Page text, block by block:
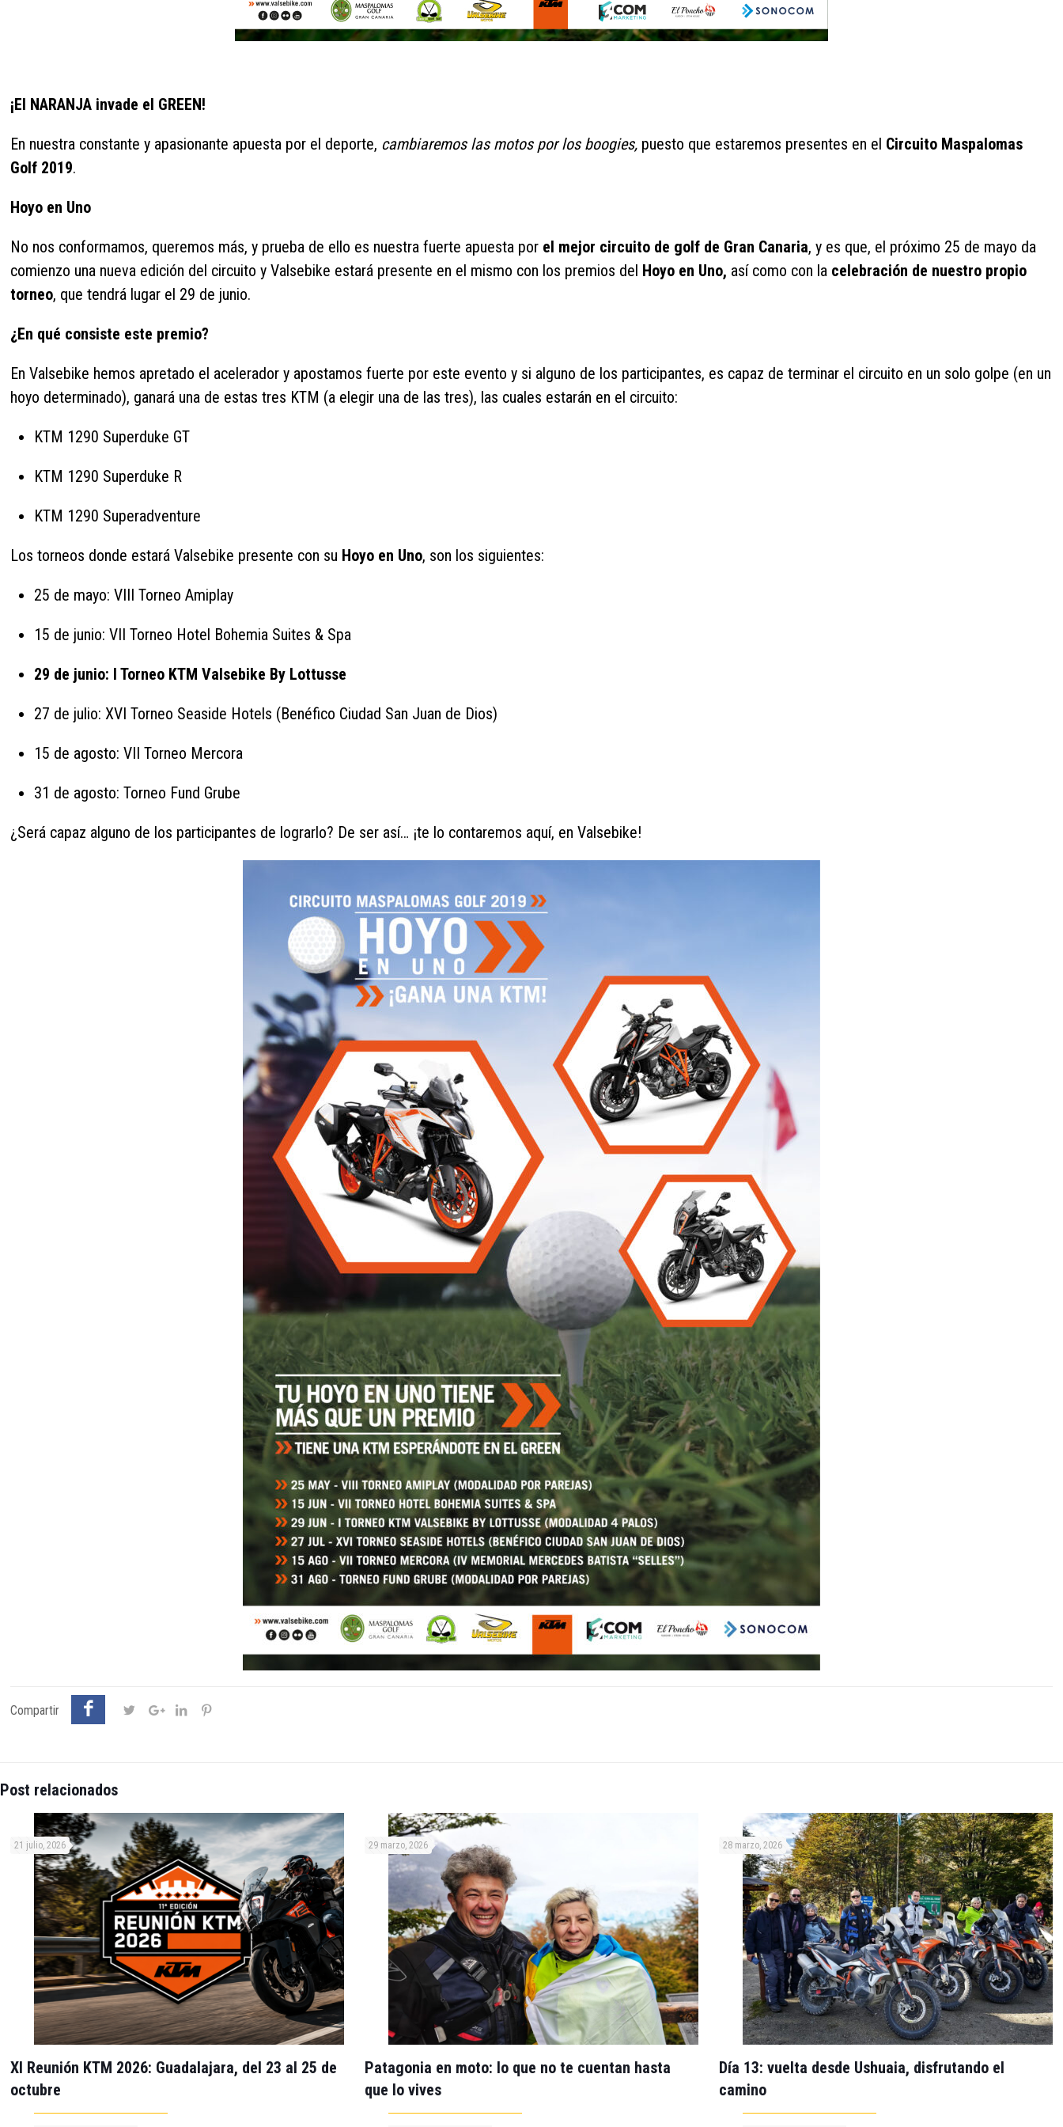
¡El NARANJA invade el GREEN!
En nuestra constante y apasionante apuesta por el deporte, cambiaremos las motos por los boogies, puesto que estaremos presentes en el Circuito Maspalomas
Golf 2019.
Hoyo en Uno
No nos conformamos, queremos más, y prueba de ello es nuestra fuerte apuesta por el mejor circuito de golf de Gran Canaria, y es que, el próximo 25 de mayo da
comienzo una nueva edición del circuito y Valsebike estará presente en el mismo con los premios del Hoyo en Uno, así como con la celebración de nuestro propio
torneo, que tendrá lugar el 29 de junio.
¿En qué consiste este premio?
En Valsebike hemos apretado el acelerador y apostamos fuerte por este evento y si alguno de los participantes, es capaz de terminar el circuito en un solo golpe (en un
hoyo determinado), ganará una de estas tres KTM (a elegir una de las tres), las cuales estarán en el circuito:
KTM 1290 Superduke GT
KTM 1290 Superduke R
KTM 1290 Superadventure
Los torneos donde estará Valsebike presente con su Hoyo en Uno, son los siguientes:
25 de mayo: VIII Torneo Amiplay
15 de junio: VII Torneo Hotel Bohemia Suites & Spa
29 de junio: I Torneo KTM Valsebike By Lottusse
27 de julio: XVI Torneo Seaside Hotels (Benéfico Ciudad San Juan de Dios)
15 de agosto: VII Torneo Mercora
31 de agosto: Torneo Fund Grube
¿Será capaz alguno de los participantes de lograrlo? De ser así… ¡te lo contaremos aquí, en Valsebike!
Compartir
Post relacionados
21 julio, 2026
XI Reunión KTM 2026: Guadalajara, del 23 al 25 de
octubre
29 marzo, 2026
Patagonia en moto: lo que no te cuentan hasta
que lo vives
28 marzo, 2026
Día 13: vuelta desde Ushuaia, disfrutando el
camino